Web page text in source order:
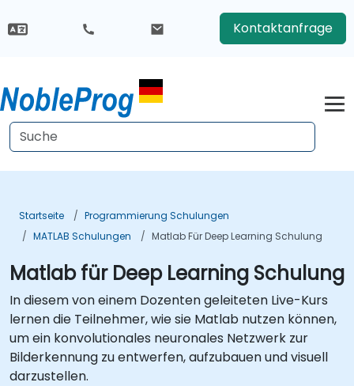
Kontaktanfrage
Startseite
Programmierung Schulungen
MATLAB Schulungen
Matlab Für Deep Learning Schulung
Matlab für Deep Learning Schulung
In diesem von einem Dozenten geleiteten Live-Kurs
lernen die Teilnehmer, wie sie Matlab nutzen können,
um ein konvolutionales neuronales Netzwerk zur
Bilderkennung zu entwerfen, aufzubauen und visuell
darzustellen.